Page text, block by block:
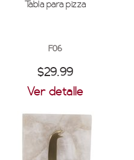
Tabla para pizza
F06
$29.99
Ver detalle